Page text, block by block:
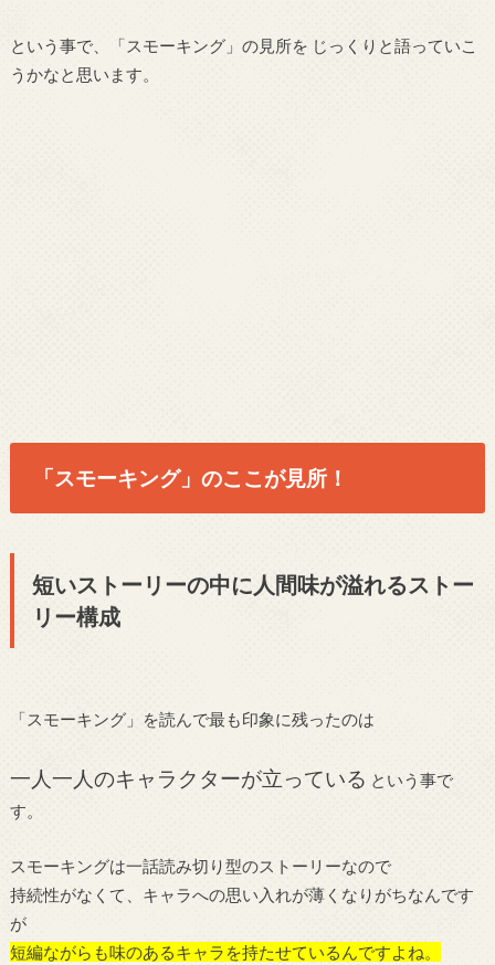
という事で、「スモーキング」の見所を じっくりと語っていこ
うかなと思います。
「スモーキング」のここが見所！
短いストーリーの中に人間味が溢れるストー
リー構成
「スモーキング」を読んで最も印象に残ったのは
一人一人のキャラクターが立っている という事で
す。
スモーキングは一話読み切り型のストーリーなので
持続性がなくて、キャラへの思い入れが薄くなりがちなんです
が
短編ながらも味のあるキャラを持たせているんですよね。